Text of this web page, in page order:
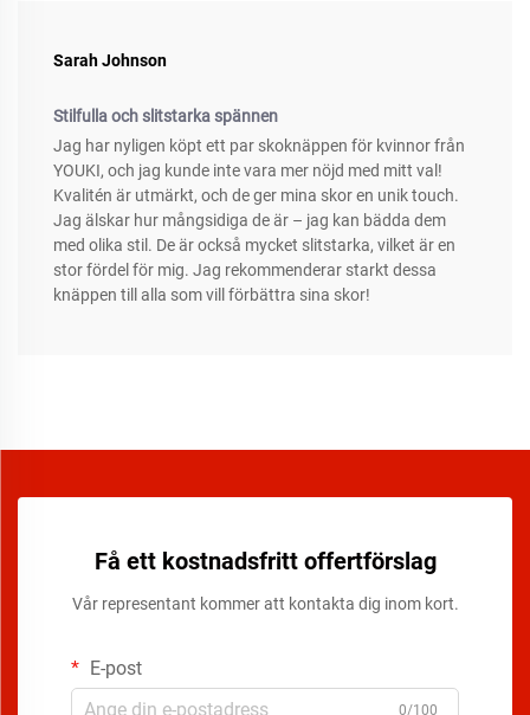
Sarah Johnson
Stilfulla och slitstarka spännen
Jag har nyligen köpt ett par skoknäppen för kvinnor från
YOUKI, och jag kunde inte vara mer nöjd med mitt val!
Kvalitén är utmärkt, och de ger mina skor en unik touch.
Jag älskar hur mångsidiga de är – jag kan bädda dem
med olika stil. De är också mycket slitstarka, vilket är en
stor fördel för mig. Jag rekommenderar starkt dessa
knäppen till alla som vill förbättra sina skor!
Få ett kostnadsfritt offertförslag
Vår representant kommer att kontakta dig inom kort.
E-post
0/100